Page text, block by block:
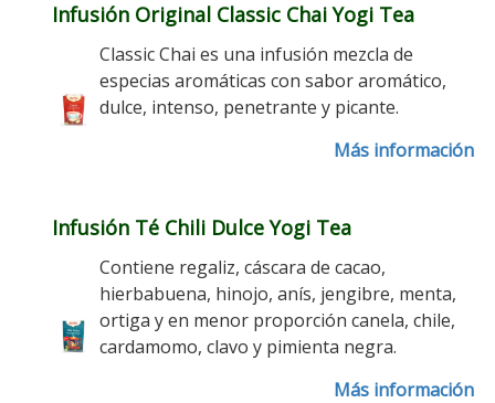
Infusión Original Classic Chai Yogi Tea
Classic Chai es una infusión mezcla de
especias aromáticas con sabor aromático,
dulce, intenso, penetrante y picante.
Más información
Infusión Té Chili Dulce Yogi Tea
Contiene regaliz, cáscara de cacao,
hierbabuena, hinojo, anís, jengibre, menta,
ortiga y en menor proporción canela, chile,
cardamomo, clavo y pimienta negra.
Más información